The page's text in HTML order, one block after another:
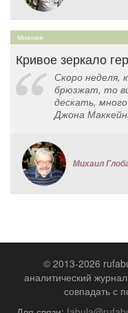
Мнения
Кривое зеркало
Скоро неделя,
брюзжат, то
дескать,
Джона
Михаил
© 2013-2026
аналитический
совпадать с